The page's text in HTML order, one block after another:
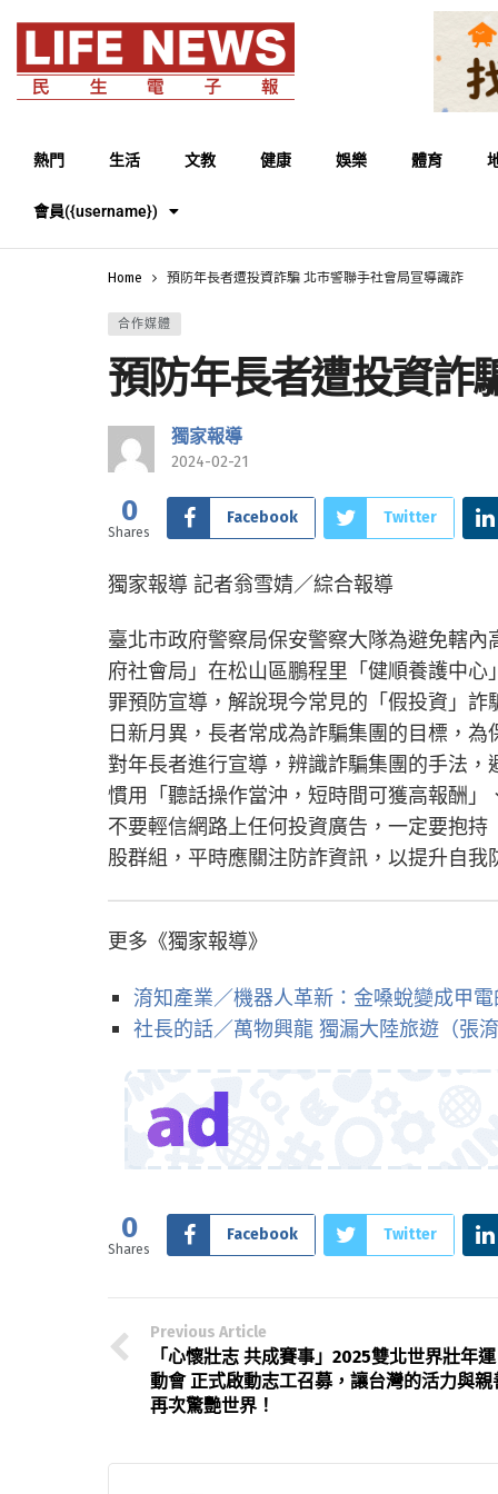
熱門 生活 文教 健康 娛樂 體育
會員({username})
Home 預防年長者遭投資詐騙 北市警聯手社會局宣導識詐
合作媒體
預防年長者遭投資詐
獨家報導
2024-02-21
0
Shares
Facebook Twitter
獨家報導 記者翁雪婧／綜合報導
臺北市政府警察局保安警察大隊為避免轄
府社會局」在松山區鵬程里「健順養護中
罪預防宣導，解說現今常見的「假投資」
日新月異，長者常成為詐騙集團的目標，
對年長者進行宣導，辨識詐騙集團的手法
慣用「聽話操作當沖，短時間可獲高報酬
不要輕信網路上任何投資廣告，一定要抱
股群組，平時應關注防詐資訊，以提升自
更多《獨家報導》
淯知產業／機器人革新：金嗓蛻變成甲
社長的話／萬物興龍 獨漏大陸旅遊（張
0
Shares
Facebook Twitter
Previous Article
「心懷壯志 共成賽事」2025雙北世界壯年運
動會 正式啟動志工召募，讓台灣的活力與親
再次驚艷世界！